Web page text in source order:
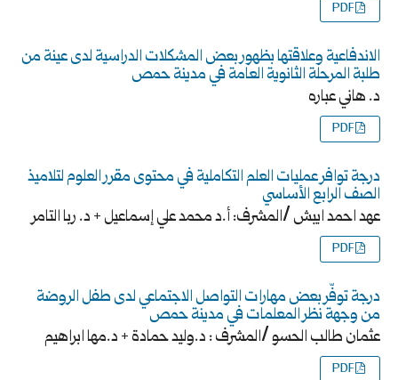
PDF
الاندفاعية وعلاقتها بظهور بعض المشكلات الدراسية لدى عينة من
طلبة المرحلة الثانوية العامة في مدينة حمص
د. هاني عباره
PDF
درجة توافر عمليات العلم التكاملية في محتوى مقرر العلوم لتلاميذ
الصف الرابع الأساسي
عهد احمد ايبش /المشرف: أ.د محمد علي إسماعيل + د. ربا التامر
PDF
درجة توفّر بعض مهارات التواصل الاجتماعي لدى طفل الروضة
من وجهة نظر المعلمات في مدينة حمص
عثمان طالب الحسو /المشرف : د.وليد حمادة + د.مها ابراهيم
PDF